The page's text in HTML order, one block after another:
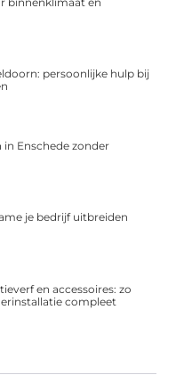
persoonlijke hulp bij
Enschede zonder
je bedrijf uitbreiden
en accessoires: zo
compleet